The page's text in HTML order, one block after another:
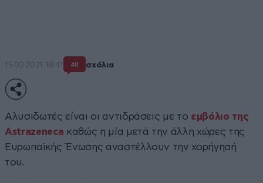
15·03·2021 18:41 48 σχόλια
Αλυσιδωτές είναι οι αντιδράσεις με το εμβόλιο της
Astrazeneca καθώς η μία μετά την άλλη χώρες της
Ευρωπαϊκής Ένωσης αναστέλλουν την χορήγησή
του.